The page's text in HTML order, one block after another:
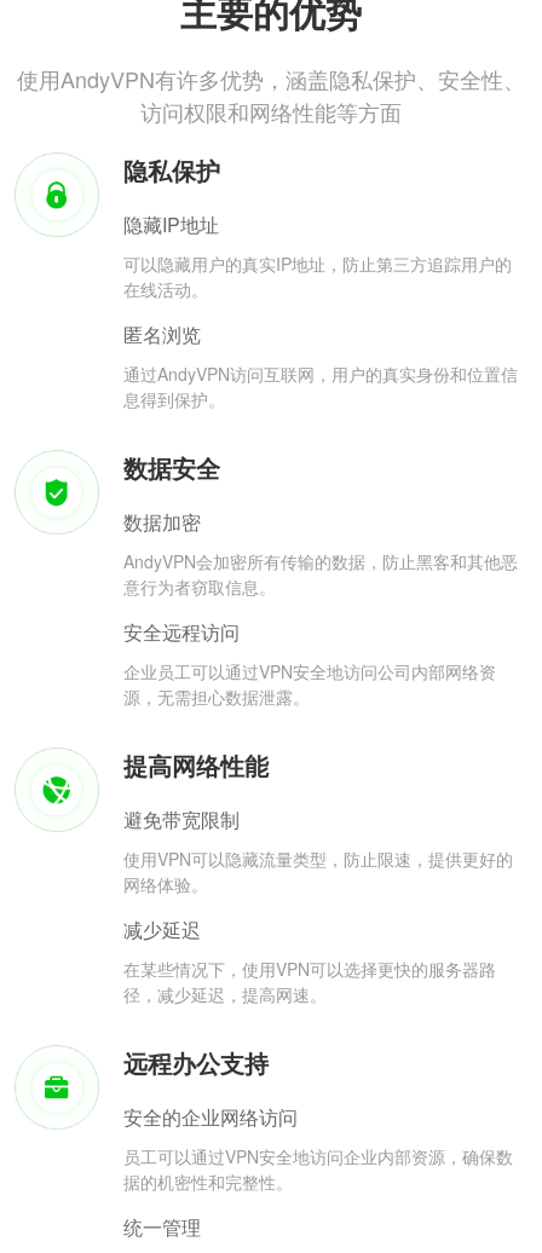
主要的优势
使用AndyVPN有许多优势，涵盖隐私保护、安全性、
访问权限和网络性能等方面
隐私保护
隐藏IP地址
可以隐藏用户的真实IP地址，防止第三方追踪用户的
在线活动。
匿名浏览
通过AndyVPN访问互联网，用户的真实身份和位置信
息得到保护。
数据安全
数据加密
AndyVPN会加密所有传输的数据，防止黑客和其他恶
意行为者窃取信息。
安全远程访问
企业员工可以通过VPN安全地访问公司内部网络资
源，无需担心数据泄露。
提高网络性能
避免带宽限制
使用VPN可以隐藏流量类型，防止限速，提供更好的
网络体验。
减少延迟
在某些情况下，使用VPN可以选择更快的服务器路
径，减少延迟，提高网速。
远程办公支持
安全的企业网络访问
员工可以通过VPN安全地访问企业内部资源，确保数
据的机密性和完整性。
统一管理